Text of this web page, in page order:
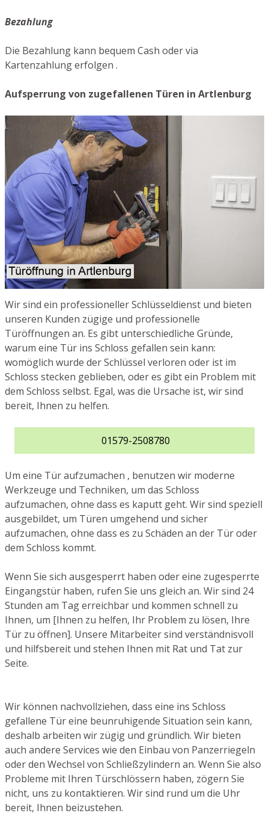
Bezahlung
Die Bezahlung kann bequem Cash oder via
Kartenzahlung erfolgen .
Aufsperrung von zugefallenen Türen in Artlenburg
Wir sind ein professioneller Schlüsseldienst und bieten
unseren Kunden zügige und professionelle
Türöffnungen an. Es gibt unterschiedliche Gründe,
warum eine Tür ins Schloss gefallen sein kann:
womöglich wurde der Schlüssel verloren oder ist im
Schloss stecken geblieben, oder es gibt ein Problem mit
dem Schloss selbst. Egal, was die Ursache ist, wir sind
bereit, Ihnen zu helfen.
01579-2508780
Um eine Tür aufzumachen , benutzen wir moderne
Werkzeuge und Techniken, um das Schloss
aufzumachen, ohne dass es kaputt geht. Wir sind speziell
ausgebildet, um Türen umgehend und sicher
aufzumachen, ohne dass es zu Schäden an der Tür oder
dem Schloss kommt.
Wenn Sie sich ausgesperrt haben oder eine zugesperrte
Eingangstür haben, rufen Sie uns gleich an. Wir sind 24
Stunden am Tag erreichbar und kommen schnell zu
Ihnen, um [Ihnen zu helfen, Ihr Problem zu lösen, Ihre
Tür zu öffnen]. Unsere Mitarbeiter sind verständnisvoll
und hilfsbereit und stehen Ihnen mit Rat und Tat zur
Seite.
Wir können nachvollziehen, dass eine ins Schloss
gefallene Tür eine beunruhigende Situation sein kann,
deshalb arbeiten wir zügig und gründlich. Wir bieten
auch andere Services wie den Einbau von Panzerriegeln
oder den Wechsel von Schließzylindern an. Wenn Sie also
Probleme mit Ihren Türschlössern haben, zögern Sie
nicht, uns zu kontaktieren. Wir sind rund um die Uhr
bereit, Ihnen beizustehen.